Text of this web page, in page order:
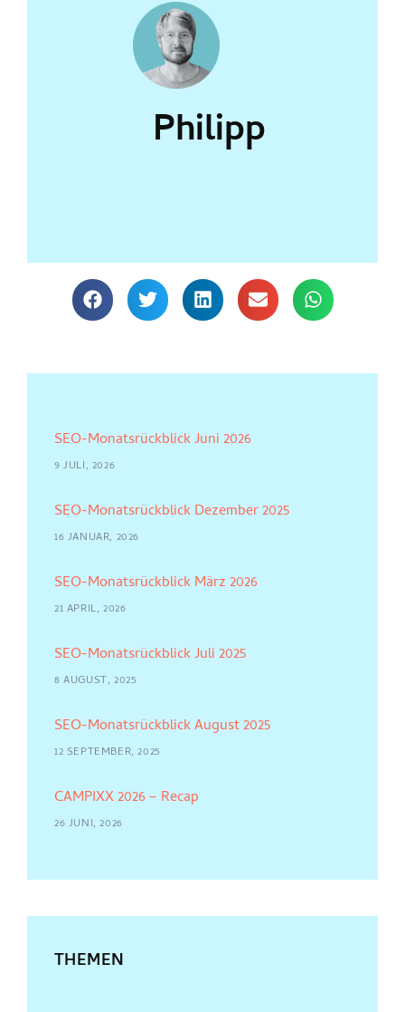
Philipp
SEO-Monatsrückblick Juni 2026
9 JULI, 2026
SEO-Monatsrückblick Dezember 2025
16 JANUAR, 2026
SEO-Monatsrückblick März 2026
21 APRIL, 2026
SEO-Monatsrückblick Juli 2025
8 AUGUST, 2025
SEO-Monatsrückblick August 2025
12 SEPTEMBER, 2025
CAMPIXX 2026 – Recap
26 JUNI, 2026
THEMEN